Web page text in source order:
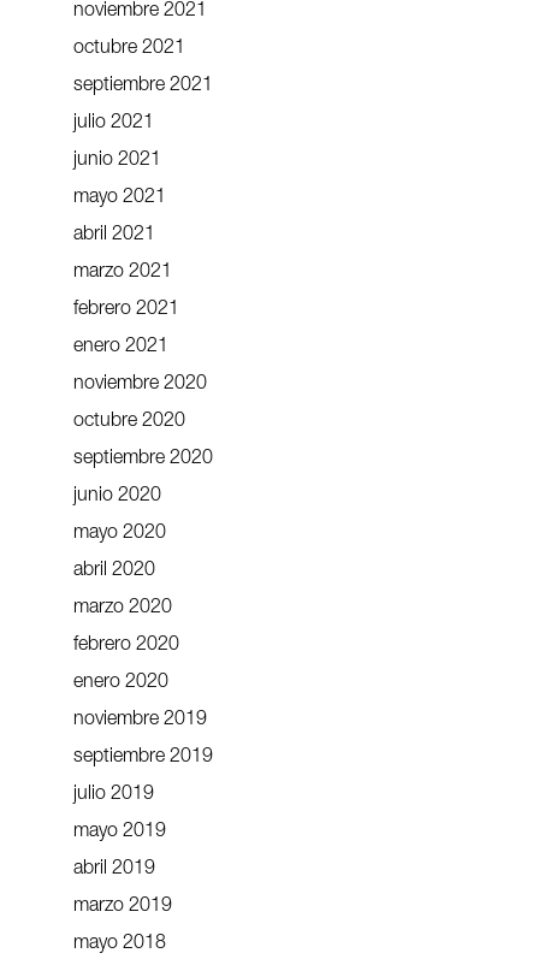
noviembre 2021
octubre 2021
septiembre 2021
julio 2021
junio 2021
mayo 2021
abril 2021
marzo 2021
febrero 2021
enero 2021
noviembre 2020
octubre 2020
septiembre 2020
junio 2020
mayo 2020
abril 2020
marzo 2020
febrero 2020
enero 2020
noviembre 2019
septiembre 2019
julio 2019
mayo 2019
abril 2019
marzo 2019
mayo 2018